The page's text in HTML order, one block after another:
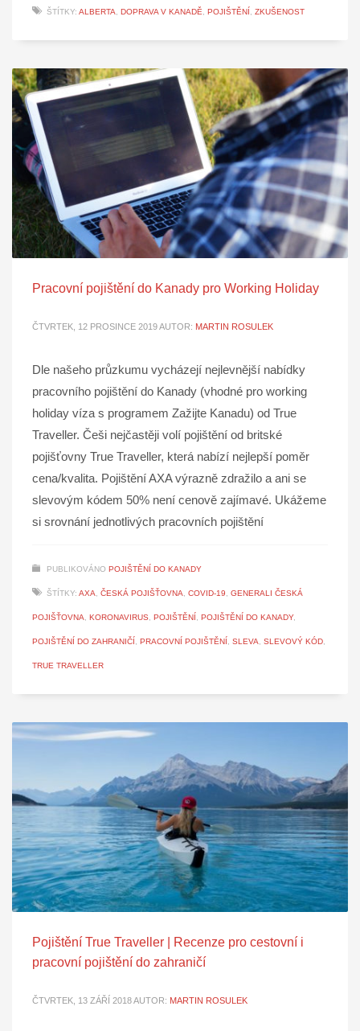
ŠTÍTKY: ALBERTA, DOPRAVA V KANADĚ, POJIŠTĚNÍ, ZKUŠENOST
Pracovní pojištění do Kanady pro Working Holiday
ČTVRTEK, 12 PROSINCE 2019AUTOR: MARTIN ROSULEK
Dle našeho průzkumu vycházejí nejlevnější nabídky
pracovního pojištění do Kanady (vhodné pro working
holiday víza s programem Zažijte Kanadu) od True
Traveller. Češi nejčastěji volí pojištění od britské
pojišťovny True Traveller, která nabízí nejlepší poměr
cena/kvalita. Pojištění AXA výrazně zdražilo a ani se
slevovým kódem 50% není cenově zajímavé. Ukážeme
si srovnání jednotlivých pracovních pojištění
PUBLIKOVÁNO POJIŠTĚNÍ DO KANADY
ŠTÍTKY: AXA, ČESKÁ POJIŠŤOVNA, COVID-19, GENERALI ČESKÁ
POJIŠŤOVNA, KORONAVIRUS, POJIŠTĚNÍ, POJIŠTĚNÍ DO KANADY,
POJIŠTĚNÍ DO ZAHRANIČÍ, PRACOVNÍ POJIŠTĚNÍ, SLEVA, SLEVOVÝ KÓD,
TRUE TRAVELLER
Pojištění True Traveller | Recenze pro cestovní i
pracovní pojištění do zahraničí
ČTVRTEK, 13 ZÁŘÍ 2018AUTOR: MARTIN ROSULEK